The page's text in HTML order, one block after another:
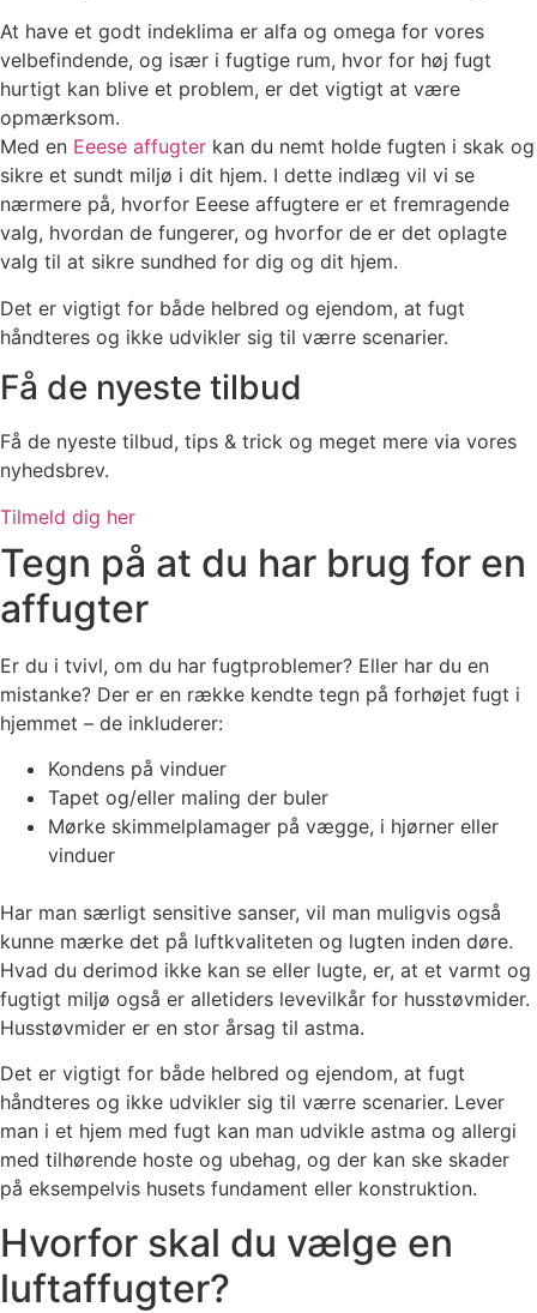
At have et godt indeklima er alfa og omega for vores
velbefindende, og især i fugtige rum, hvor for høj fugt
hurtigt kan blive et problem, er det vigtigt at være
opmærksom.
Med en Eeese affugter kan du nemt holde fugten i skak og
sikre et sundt miljø i dit hjem. I dette indlæg vil vi se
nærmere på, hvorfor Eeese affugtere er et fremragende
valg, hvordan de fungerer, og hvorfor de er det oplagte
valg til at sikre sundhed for dig og dit hjem.
Det er vigtigt for både helbred og ejendom, at fugt
håndteres og ikke udvikler sig til værre scenarier.
Få de nyeste tilbud
Få de nyeste tilbud, tips & trick og meget mere via vores
nyhedsbrev.
Tilmeld dig her
Tegn på at du har brug for en
affugter
Er du i tvivl, om du har fugtproblemer? Eller har du en
mistanke? Der er en række kendte tegn på forhøjet fugt i
hjemmet – de inkluderer:
Kondens på vinduer
Tapet og/eller maling der buler
Mørke skimmelplamager på vægge, i hjørner eller
vinduer
Har man særligt sensitive sanser, vil man muligvis også
kunne mærke det på luftkvaliteten og lugten inden døre.
Hvad du derimod ikke kan se eller lugte, er, at et varmt og
fugtigt miljø også er alletiders levevilkår for husstøvmider.
Husstøvmider er en stor årsag til astma.
Det er vigtigt for både helbred og ejendom, at fugt
håndteres og ikke udvikler sig til værre scenarier. Lever
man i et hjem med fugt kan man udvikle astma og allergi
med tilhørende hoste og ubehag, og der kan ske skader
på eksempelvis husets fundament eller konstruktion.
Hvorfor skal du vælge en
luftaffugter?